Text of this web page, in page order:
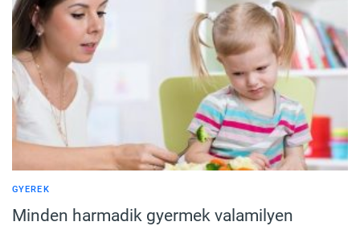
GYEREK
Minden harmadik gyermek valamilyen